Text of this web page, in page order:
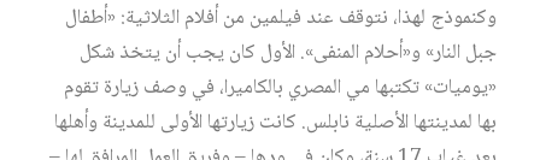
وكنموذج لهذا، نتوقف عند فيلمين من أفلام الثلاثية: «أطفال
جبل النار» و«أحلام المنفى». الأول كان يجب أن يتخذ شكل
«يوميات» تكتبها مي المصري بالكاميرا، في وصف زيارة تقوم
بها لمدينتها الأصلية نابلس. كانت زيارتها الأولى للمدينة وأهلها